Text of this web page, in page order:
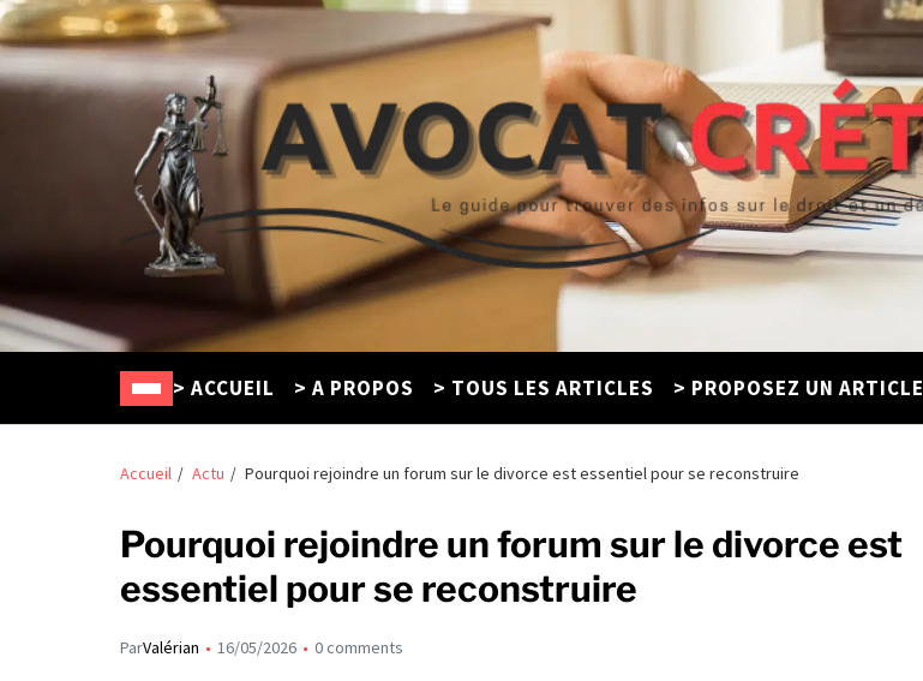
Avocat Créteil
Le guide pour trouver un défenseur en ligne
> ACCUEIL > A PROPOS > TOUS LES ARTICLES > PROPOSEZ UN ARTICLE
Accueil Actu Pourquoi rejoindre un forum sur le divorce est essentiel pour se reconstruire
Pourquoi rejoindre un forum sur le divorce est
essentiel pour se reconstruire
ParValérian 16/05/2026 0 comments